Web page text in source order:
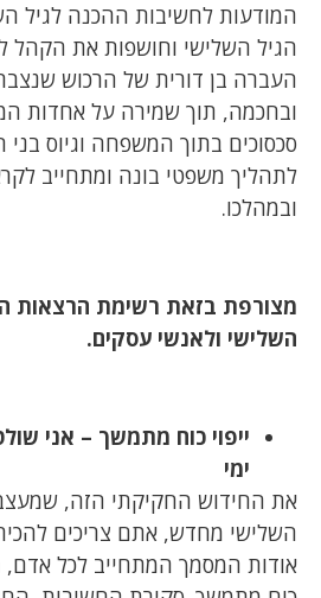
המודעות לחשיבות ההכנה לגיל
הגיל השלישי וחושפות את הקהל
העברה בן דורית של הרכוש
ובחכמה, תוך שמירה על אחדות
סכסוכים בתוך המשפחה וגיוס
לתהליך משפטי בונה ומתחייב
ובמהלכו.
מצורפת בזאת רשימת הרצאות
השלישי ולאנשי עסקים.
ייפוי כוח מתמשך – אני
ימי
את החידוש החקיקתי הזה,
השלישי מחדש, אתם צריכים
אודות המסמך המתחייב לכל אדם,